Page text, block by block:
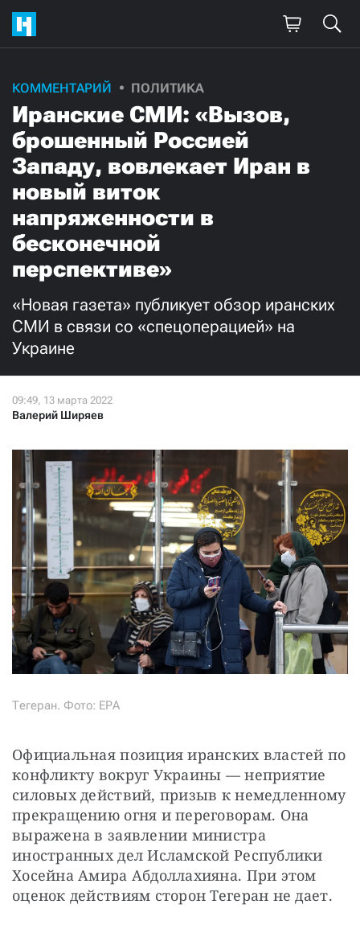
КОММЕНТАРИЙ ПОЛИТИКА
Иранские СМИ: «Вызов,
брошенный Россией
Западу, вовлекает Иран в
новый виток
напряженности в
бесконечной
перспективе»
«Новая газета» публикует обзор иранских
СМИ в связи со «спецоперацией» на
Украине
Валерий Ширяев
Тегеран. Фото: ЕРА
Официальная позиция иранских властей по
конфликту вокруг Украины — неприятие
силовых действий, призыв к немедленному
прекращению огня и переговорам. Она
выражена в заявлении министра
иностранных дел Исламской Республики
Хосейна Амира Абдоллахияна. При этом
оценок действиям сторон Тегеран не дает.
Поддержите
нашу работу!
Ежемесячно Разово
3000
500
Нажимая кнопку «Стать соучастником»,
я принимаю
Если у вас есть вопросы, пишите
+7 (929) 612-03-68